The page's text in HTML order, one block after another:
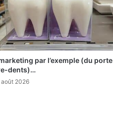
par l’exemple (du porte
dents)…
2026